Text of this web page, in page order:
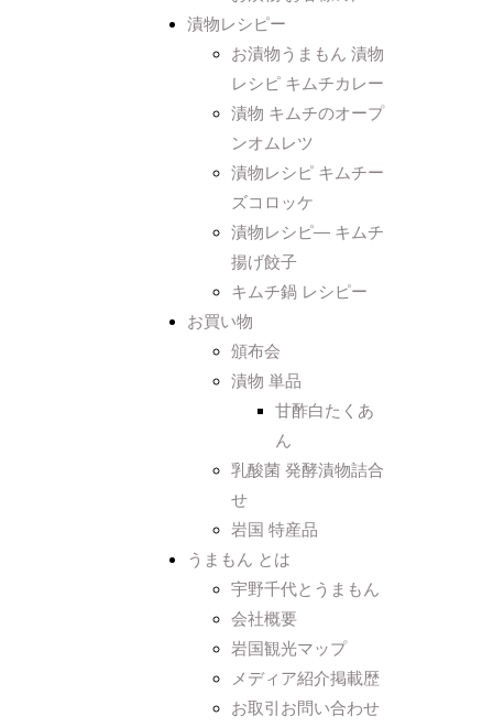
漬物レシピー
お漬物うまもん 漬物
レシピ キムチカレー
漬物 キムチのオープ
ンオムレツ
漬物レシピ キムチー
ズコロッケ
漬物レシピ― キムチ
揚げ餃子
キムチ鍋 レシピー
お買い物
頒布会
漬物 単品
甘酢白たくあ
ん
乳酸菌 発酵漬物詰合
せ
岩国 特産品
うまもん とは
宇野千代とうまもん
会社概要
岩国観光マップ
メディア紹介掲載歴
お取引お問い合わせ